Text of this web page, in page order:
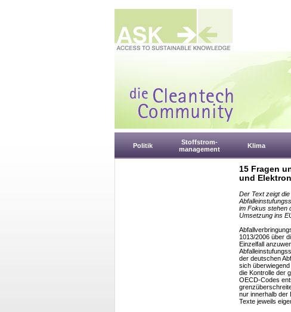
Politik
Stoffstrom-
management
Klima
15 Fragen
und
Der Text zeigt
im Fokus stehen
Umsetzung ins
1013/2006 über
Einzelfall
der deutschen
sich
die Kontrolle der
OECD-Codes
nur innerhalb der
Texte jeweils